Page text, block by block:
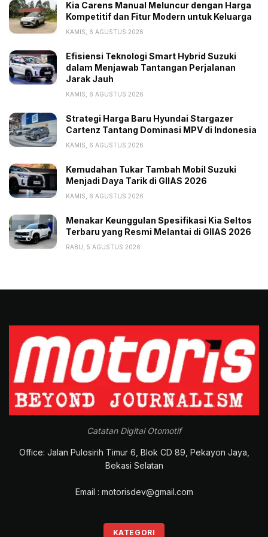
Kia Carens Manual Meluncur dengan Harga
Kompetitif dan Fitur Modern untuk Keluarga
KAMIS, 6 AGUSTUS 2026
Efisiensi Teknologi Smart Hybrid Suzuki
dalam Menjawab Tantangan Perjalanan
Jarak Jauh
KAMIS, 6 AGUSTUS 2026
Strategi Harga Baru Hyundai Stargazer
Cartenz Tantang Dominasi MPV di Indonesia
KAMIS, 6 AGUSTUS 2026
Kemudahan Tukar Tambah Mobil Suzuki
Menjadi Daya Tarik di GIIAS 2026
KAMIS, 6 AGUSTUS 2026
Menakar Keunggulan Spesifikasi Kia Seltos
Terbaru yang Resmi Melantai di GIIAS 2026
RABU, 5 AGUSTUS 2026
Catatan Digital Otomotif
Office: Jalan Pulosirih Timur 6, Blok CD 89, Pekayon Jaya,
Bekasi Selatan
Email : motorisdev@gmail.com
KATEGORI